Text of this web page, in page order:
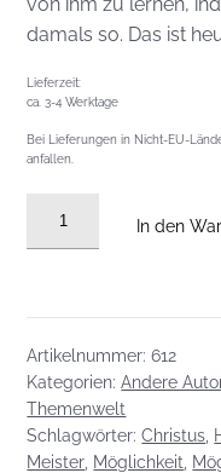
damals so. Das ist
Lieferzeit:
ca. 3-4 Werktage
Bei Lieferungen in Nicht-EU-
anfallen.
vom
Meister
lernen
Menge
In den
Artikelnummer:612
Kategorien:Andere
Themenwelt
Schlagwörter:Christus
Meister Möglichkeit